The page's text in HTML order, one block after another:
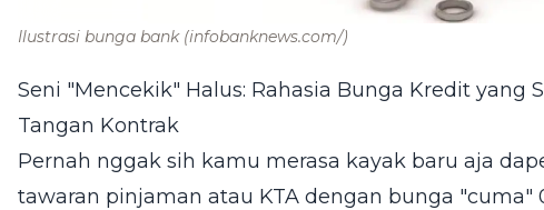
Ilustrasi bunga bank (infobanknews.com/)
Seni "Mencekik" Halus: Rahasia Bunga Kredit yang
Tangan Kontrak
Pernah nggak sih kamu merasa kayak baru aja
tawaran pinjaman atau KTA dengan bunga "cuma"